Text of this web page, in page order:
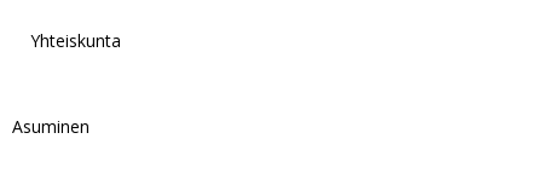
Yhteiskunta
Asuminen